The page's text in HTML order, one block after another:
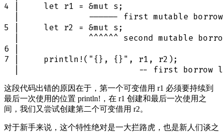
4 |     let r1 = &mut s;
|              ------ first mutable borrow
5 |     let r2 = &mut s;
|              ^^^^^^ second mutable borrow
6 |
7 |     println!("{}, {}", r1, r2);
这段代码出错的原因在于，第一个可变借用 r1 必须要持续到
最后一次使用的位置 println!，在 r1 创建和最后一次使用之
间，我们又尝试创建第二个可变借用 r2。
对于新手来说，这个特性绝对是一大拦路虎，也是新人们谈之